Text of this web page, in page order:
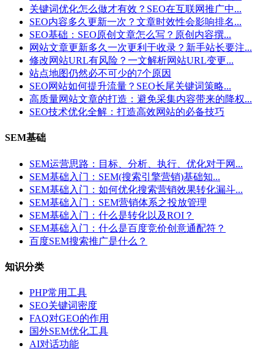
关键词优化怎么做才有效？SEO在互联网推广中...
SEO内容多久更新一次？文章时效性会影响排名...
SEO基础：SEO原创文章怎么写？原创内容撰...
网站文章更新多久一次更利于收录？新手站长要注...
修改网站URL有风险？一文解析网站URL变更...
站点地图仍然必不可少的7个原因
SEO网站如何提升流量？SEO长尾关键词策略...
高质量网站文章的打造：避免采集内容带来的降权...
SEO技术优化全解：打造高效网站的必备技巧
SEM基础
SEM运营思路：目标、分析、执行、优化对于网...
SEM基础入门：SEM(搜索引擎营销)基础知...
SEM基础入门：如何优化搜索营销效果转化漏斗...
SEM基础入门：SEM营销体系之投放管理
SEM基础入门：什么是转化以及ROI？
SEM基础入门：什么是百度竞价创意通配符？
百度SEM搜索推广是什么？
知识分类
PHP常用工具
SEO关键词密度
FAQ对GEO的作用
国外SEM优化工具
AI对话功能